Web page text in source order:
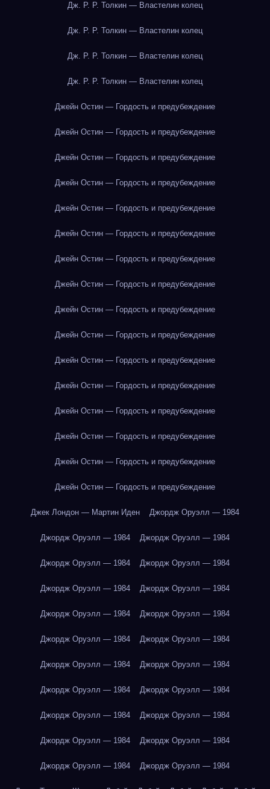
Дж. Р. Р. Толкин — Властелин колец
Дж. Р. Р. Толкин — Властелин колец
Дж. Р. Р. Толкин — Властелин колец
Дж. Р. Р. Толкин — Властелин колец
Джейн Остин — Гордость и предубеждение
Джейн Остин — Гордость и предубеждение
Джейн Остин — Гордость и предубеждение
Джейн Остин — Гордость и предубеждение
Джейн Остин — Гордость и предубеждение
Джейн Остин — Гордость и предубеждение
Джейн Остин — Гордость и предубеждение
Джейн Остин — Гордость и предубеждение
Джейн Остин — Гордость и предубеждение
Джейн Остин — Гордость и предубеждение
Джейн Остин — Гордость и предубеждение
Джейн Остин — Гордость и предубеждение
Джейн Остин — Гордость и предубеждение
Джейн Остин — Гордость и предубеждение
Джейн Остин — Гордость и предубеждение
Джейн Остин — Гордость и предубеждение
Джек Лондон — Мартин Иден Джордж Оруэлл — 1984
Джордж Оруэлл — 1984 Джордж Оруэлл — 1984
Джордж Оруэлл — 1984 Джордж Оруэлл — 1984
Джордж Оруэлл — 1984 Джордж Оруэлл — 1984
Джордж Оруэлл — 1984 Джордж Оруэлл — 1984
Джордж Оруэлл — 1984 Джордж Оруэлл — 1984
Джордж Оруэлл — 1984 Джордж Оруэлл — 1984
Джордж Оруэлл — 1984 Джордж Оруэлл — 1984
Джордж Оруэлл — 1984 Джордж Оруэлл — 1984
Джордж Оруэлл — 1984 Джордж Оруэлл — 1984
Джордж Оруэлл — 1984 Джордж Оруэлл — 1984